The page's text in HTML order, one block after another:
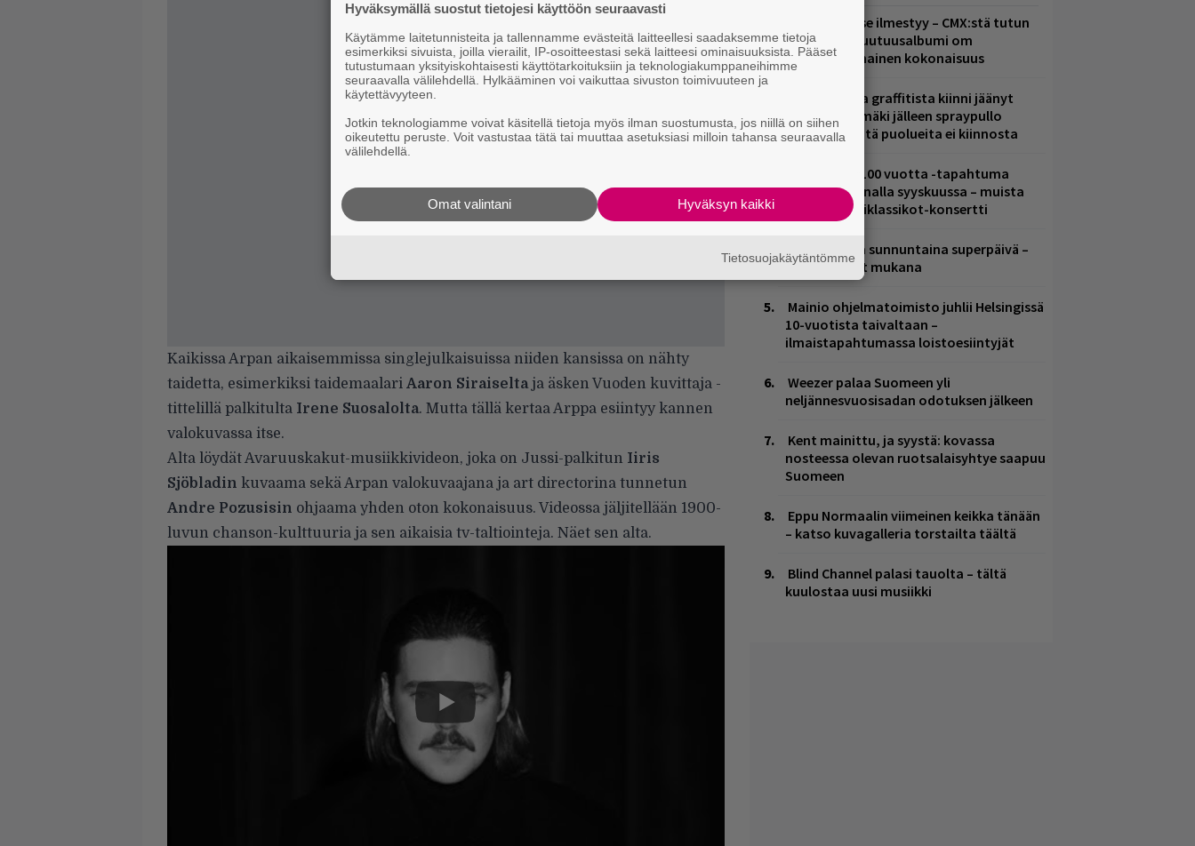
Kaikissa Arpan aikaisemmissa singlejulkaisuissa niiden kansissa on nähty
taidetta, esimerkiksi taidemaalari Aaron Siraiseltaja äsken Vuoden kuvittaja -
tittelillä palkitulta Irene Suosalolta. Mutta tällä kertaa Arppa esiintyy kannen
valokuvassa itse.
Alta löydät Avaruuskakut-musiikkivideon, joka on Jussi-palkitun Iiris
Sjöbladin kuvaama sekä Arpan valokuvaajana ja art directorina tunnetun
Andre Pozusisin ohjaama yhden oton kokonaisuus. Videossa jäljitellään 1900-
luvun chanson-kulttuuria ja sen aikaisia tv-taltiointeja. Näet sen alta.
Huomenna se ilmestyy – CMX:stä tutun
A.W. Yrjänän uutuusalbumi om
mammuttimainen kokonaisuus
Laittomasta graffitista kiinni jäänyt
Paavo Arhinmäki jälleen spraypullo
kädessä – näitä puolueita ei kiinnosta
Valtava Yle 100 vuotta -tapahtuma
Veikkaus Arenalla syyskuussa – muista
myös metalliklassikot-konsertti
Tampereella sunnuntaina superpäivä –
nämä artistit mukana
Mainio ohjelmatoimisto juhlii Helsingissä
10-vuotista taivaltaan –
ilmaistapahtumassa loistoesiintyjät
Weezer palaa Suomeen yli
neljännesvuosisadan odotuksen jälkeen
Kent mainittu, ja syystä: kovassa
nosteessa olevan ruotsalaisyhtye saapuu
Suomeen
Eppu Normaalin viimeinen keikka tänään
– katso kuvagalleria torstailta täältä
Blind Channel palasi tauolta – tältä
kuulostaa uusi musiikki
Hyväksymällä suostut tietojesi käyttöön seuraavasti
Käytämme laitetunnisteita ja tallennamme evästeitä laitteellesi saadaksemme tietoja
esimerkiksi sivuista, joilla vierailit, IP-osoitteestasi sekä laitteesi ominaisuuksista. Pääset
tutustumaan yksityiskohtaisesti käyttötarkoituksiin ja teknologiakumppaneihimme
seuraavalla välilehdellä. Hylkääminen voi vaikuttaa sivuston toimivuuteen ja
käytettävyyteen.
Jotkin teknologiamme voivat käsitellä tietoja myös ilman suostumusta, jos niillä on siihen
oikeutettu peruste. Voit vastustaa tätä tai muuttaa asetuksiasi milloin tahansa seuraavalla
välilehdellä.
Hyväksyn kaikki
Omat valintani
Tietosuojakäytäntömme